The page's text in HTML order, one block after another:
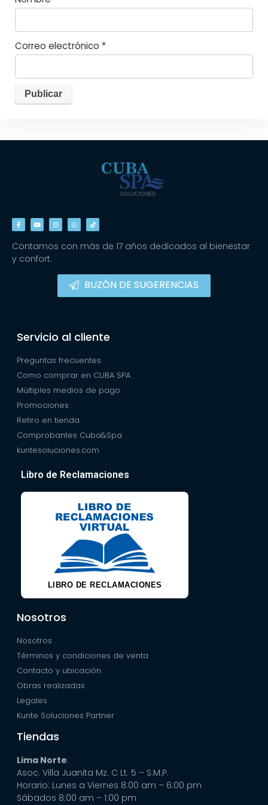
Correo electrónico *
Contamos con más de 17 años dedicados al bienestar
y confort.
BUZÓN DE SUGERENCIAS
Servicio al cliente
Preguntas frecuentes
Como comprar en CUBA SPA
Múltiples medios de pago
Promociones
Retiro en tienda
Comprobantes Cuba&Spa
kuntesoluciones.com
Libro de Reclamaciones
LIBRO DE RECLAMACIONES
Nosotros
Nosotros
Términos y condiciones de venta
Contacto y ubicación
Obras realizadas
Legales
Kunte Soluciones Partner
Tiendas
Lima Norte:
Asoc. Villa Juanita Mz. C Lt. 5 – S.M.P.
Horario: Lunes a Viernes 8:00 am – 6:00 pm
Sábados 8:00 am – 1:00 pm